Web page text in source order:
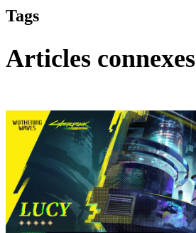
Tags
Articles connexes